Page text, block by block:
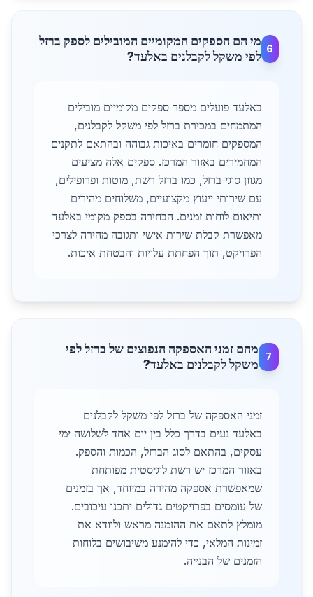
6
מי הם הספקים המקומיים המובילים לספק ברזל
לפי משקל לקבלנים באלעד?
באלעד פועלים מספר ספקים מקומיים מובילים
המתמחים במכירת ברזל לפי משקל לקבלנים,
המספקים חומרים באיכות גבוהה ובהתאם לתקנים
המחמירים באזור המרכז. ספקים אלה מציעים
מגוון סוגי ברזל, כמו ברזל רשת, מוטות ופרופילים,
עם שירותי ייעוץ מקצועיים, משלוחים מהירים
ותיאום לוחות זמנים. הבחירה בספק מקומי באלעד
מאפשרת קבלת שירות אישי ותגובה מהירה לצרכי
הפרויקט, תוך הפחתת עלויות והבטחת איכות.
7
מהם זמני האספקה הנפוצים של ברזל לפי
משקל לקבלנים באלעד?
זמני האספקה של ברזל לפי משקל לקבלנים
באלעד נעים בדרך כלל בין יום אחד לשלושה ימי
עסקים, בהתאם לסוג הברזל, הכמות והספק.
באזור המרכז יש רשת לוגיסטית מפותחת
שמאפשרת אספקה מהירה במיוחד, אך בזמנים
של עומסים בפרויקטים גדולים יתכנו עיכובים.
מומלץ לתאם את ההזמנה מראש ולוודא את
זמינות המלאי, כדי להימנע משיבושים בלוחות
הזמנים של הבנייה.